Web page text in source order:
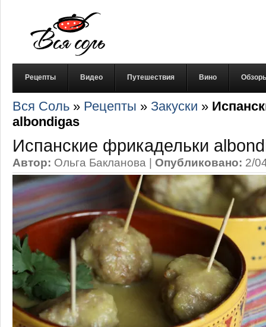
Рецепты Видео Путешествия Вино
Вся Соль » Рецепты » Закуски »
albondigas
Испанские фрикадельки
Автор: Ольга Бакланова | Опубликовано: 2/